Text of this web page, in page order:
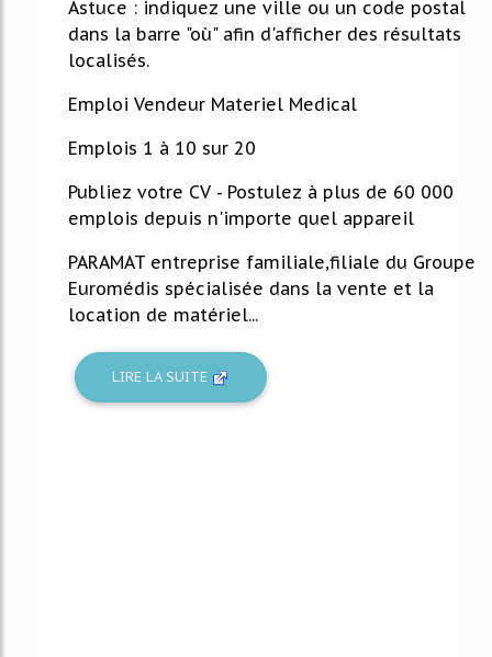
Astuce : indiquez une ville ou un code postal
dans la barre "où" afin d'afficher des résultats
localisés.
Emploi Vendeur Materiel Medical
Emplois 1 à 10 sur 20
Publiez votre CV - Postulez à plus de 60 000
emplois depuis n'importe quel appareil
PARAMAT entreprise familiale,filiale du Groupe
Euromédis spécialisée dans la vente et la
location de matériel...
LIRE LA SUITE